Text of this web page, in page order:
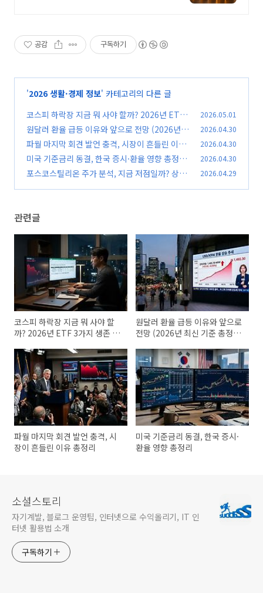
공감 구독하기
'2026 생활·경제 정보' 카테고리의 다른 글
코스피 하락장 지금 뭐 사야 할까? 2026년 ETF
3가지 생존 전략
(0)
2026.05.01
원달러 환율 급등 이유와 앞으로 전망 (2026년
최신 기준 총정리)
(0)
2026.04.30
파월 마지막 회견 발언 충격, 시장이 흔들린 이유
총정리
(0)
2026.04.30
미국 기준금리 동결, 한국 증시·환율 영향 총정리
(0)
2026.04.30
포스코스틸리온 주가 분석, 지금 저점일까? 상승
2026.04.29
관련글
코스피 하락장 지금 뭐 사야 할
까? 2026년 ETF 3가지 생존 전
원달러 환율 급등 이유와 앞으로
전망 (2026년 최신 기준 총정
파월 마지막 회견 발언 충격, 시
장이 흔들린 이유 총정리
미국 기준금리 동결, 한국 증시·
환율 영향 총정리
소셜스토리
자기계발, 블로그 운영팁, 인터넷으로 수익올리기, IT 인
터넷 활용법 소개
구독하기